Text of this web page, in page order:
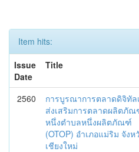
Item hits:
Issue
Date
Title
2560
การบูรณาการตลาดดิจิทัล
ส่งเสริมการตลาดผลิตภั
หนึ่งตำบลหนึ่งผลิตภัณฑ์
(OTOP) อำเภอแม่ริม จังห
เชียงใหม่